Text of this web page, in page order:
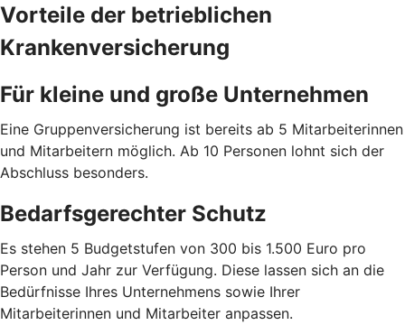
Vorteile der betrieblichen
Krankenversicherung
Für kleine und große Unternehmen
Eine Gruppenversicherung ist bereits ab 5 Mitarbeiterinnen
und Mitarbeitern möglich. Ab 10 Personen lohnt sich der
Abschluss besonders.
Bedarfsgerechter Schutz
Es stehen 5 Budgetstufen von 300 bis 1.500 Euro pro
Person und Jahr zur Verfügung. Diese lassen sich an die
Bedürfnisse Ihres Unternehmens sowie Ihrer
Mitarbeiterinnen und Mitarbeiter anpassen.